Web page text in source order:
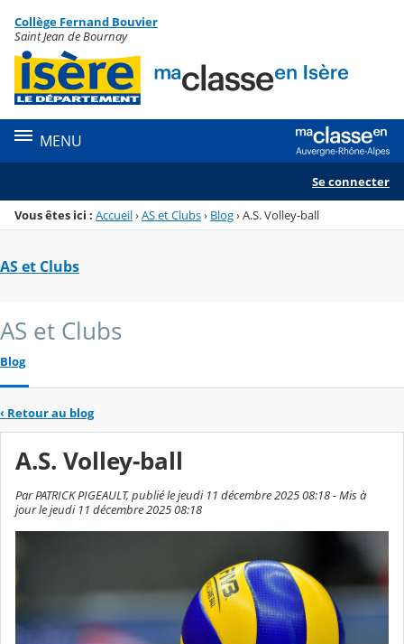
Menu de la rubrique
Contenu
Collège Fernand Bouvier
Saint Jean de Bournay
MENU
Se connecter
Vous êtes ici : Accueil›AS et Clubs› Blog›A.S. Volley-ball
AS et Clubs
AS et Clubs
Blog
‹ Retour au blog
A.S. Volley-ball
Par PATRICK PIGEAULT, publié le jeudi 11 décembre 2025 08:18 - Mis à
jour le jeudi 11 décembre 2025 08:18